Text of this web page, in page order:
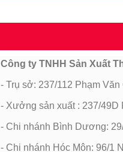
Công ty TNHH Sản Xuất
- Trụ sở: 237/112 Phạm
- Xưởng sản xuất : 237/49D
- Chi nhánh Bình Dương:
- Chi nhánh Hóc Môn: 96/1